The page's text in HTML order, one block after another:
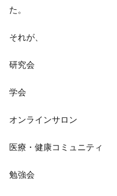
た。
それが、
研究会
学会
オンラインサロン
医療・健康コミュニティ
勉強会